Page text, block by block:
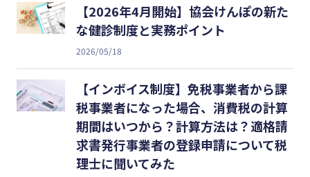
【2026年4月開始】協会けんぽの新た
な健診制度と実務ポイント
2026/05/18
【インボイス制度】免税事業者から課
税事業者になった場合、消費税の計算
期間はいつから？計算方法は？適格請
求書発行事業者の登録申請について税
理士に聞いてみた